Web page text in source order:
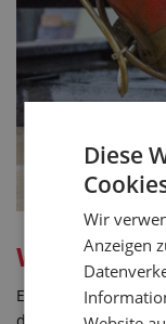
Was ist ein
Es handelt sich um
Diese
Wir
Anzeigen